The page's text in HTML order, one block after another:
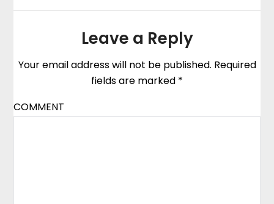
Leave a Reply
Your email address will not be published. Required
fields are marked *
COMMENT